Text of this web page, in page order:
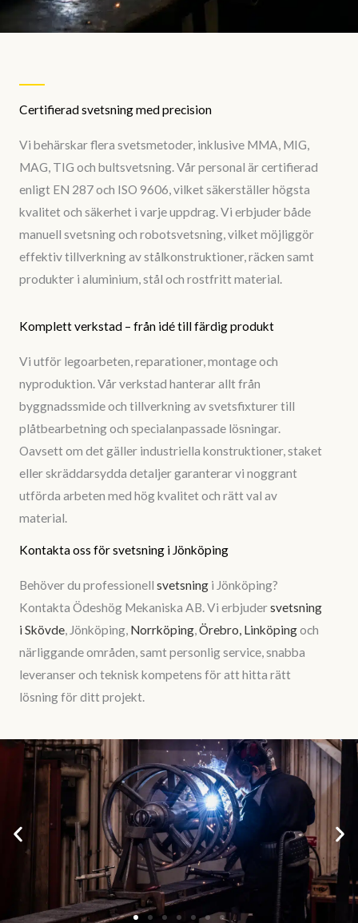
Certifierad svetsning med precision
Vi behärskar flera svetsmetoder, inklusive MMA, MIG,
MAG, TIG och bultsvetsning. Vår personal är certifierad
enligt EN 287 och ISO 9606, vilket säkerställer högsta
kvalitet och säkerhet i varje uppdrag. Vi erbjuder både
manuell svetsning och robotsvetsning, vilket möjliggör
effektiv tillverkning av stålkonstruktioner, räcken samt
produkter i aluminium, stål och rostfritt material.
Komplett verkstad – från idé till färdig produkt
Vi utför legoarbeten, reparationer, montage och
nyproduktion. Vår verkstad hanterar allt från
byggnadssmide och tillverkning av svetsfixturer till
plåtbearbetning och specialanpassade lösningar.
Oavsett om det gäller industriella konstruktioner, staket
eller skräddarsydda detaljer garanterar vi noggrant
utförda arbeten med hög kvalitet och rätt val av
material.
Kontakta oss för svetsning i Jönköping
Behöver du professionell svetsning i Jönköping?
Kontakta Ödeshög Mekaniska AB. Vi erbjudersvetsning
i Skövde , Jönköping, Norrköping Örebro, Linköpingoch
närliggande områden, samt personlig service, snabba
leveranser och teknisk kompetens för att hitta rätt
lösning för ditt projekt.